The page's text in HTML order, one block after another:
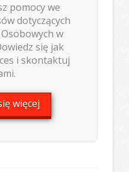
pomocy we
dotyczących
w
się jak
i skontaktuj
więcej